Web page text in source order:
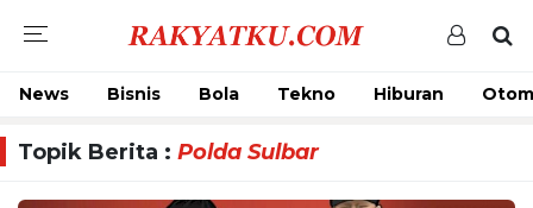
News Bisnis Bola Tekno Hiburan
Topik Berita : Polda Sulbar